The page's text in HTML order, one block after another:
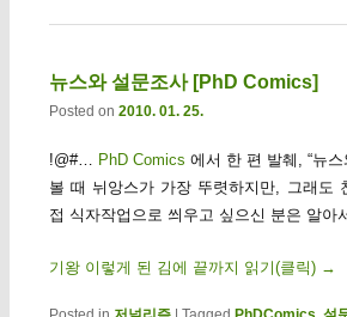
뉴스와 설문조사 [PhD Comics]
Posted on 2010. 01. 25.
!@#… PhD Comics 에서 한 편 발췌, “뉴
볼 때 뉘앙스가 가장 뚜렷하지만, 그래도
접 식자작업으로 씌우고 싶으신 분은 알아
기왕 이렇게 된 김에 끝까지 읽기(클릭) →